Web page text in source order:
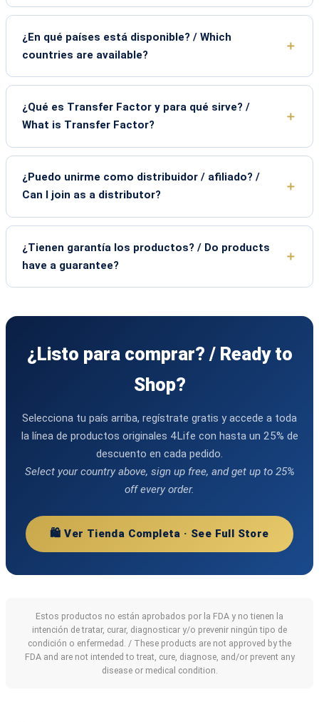
¿En qué países está disponible? / Which
countries are available?
¿Qué es Transfer Factor y para qué sirve? /
What is Transfer Factor?
¿Puedo unirme como distribuidor / afiliado? /
Can I join as a distributor?
¿Tienen garantía los productos? / Do products
have a guarantee?
¿Listo para comprar? / Ready to
Shop?
Selecciona tu país arriba, regístrate gratis y accede a toda
la línea de productos originales 4Life con hasta un 25% de
descuento en cada pedido.
Select your country above, sign up free, and get up to 25%
off every order.
🛍️ Ver Tienda Completa · See Full Store
Estos productos no están aprobados por la FDA y no tienen la
intención de tratar, curar, diagnosticar y/o prevenir ningún tipo de
condición o enfermedad. / These products are not approved by the
FDA and are not intended to treat, cure, diagnose, and/or prevent any
disease or medical condition.